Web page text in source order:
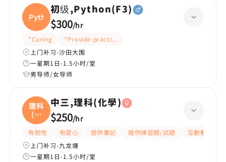
Pytho
初级,Python(F3)
$300/hr
*Caring
*Provide practice questions/test questions
上门补习-沙田大围
一星期1日-1.5小时/堂
男导师/女导师
理科
(化
學
中三,理科(化學)
$250/hr
有耐性 有愛心 提供筆記 提供練習題/試題 互動教學
上门补习-九龙塘
一星期1日-1.5小时/堂